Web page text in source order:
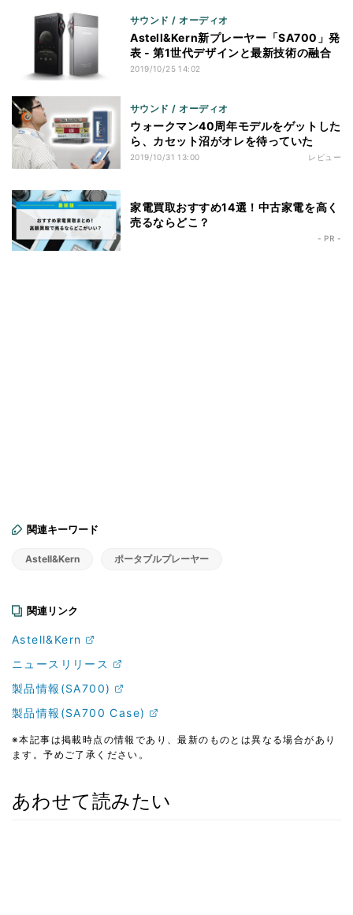
サウンド / オーディオ
Astell&Kern新プレーヤー「SA700」発
表 - 第1世代デザインと最新技術の融合
2019/10/25 14:02
サウンド / オーディオ
ウォークマン40周年モデルをゲットした
ら、カセット沼がオレを待っていた
2019/10/31 13:00 レビュー
家電買取おすすめ14選！中古家電を高く
売るならどこ？
- PR -
関連キーワード
Astell&Kern ポータブルプレーヤー
関連リンク
Astell&Kern
ニュースリリース
製品情報(SA700)
製品情報(SA700 Case)
※本記事は掲載時点の情報であり、最新のものとは異なる場合があり
ます。予めご了承ください。
あわせて読みたい